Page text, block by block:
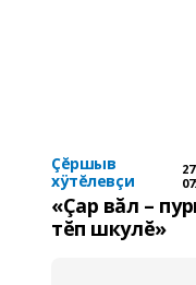
Çĕршыв
хÿтĕлевçи
«Çар вăл –
тĕп шкулĕ»